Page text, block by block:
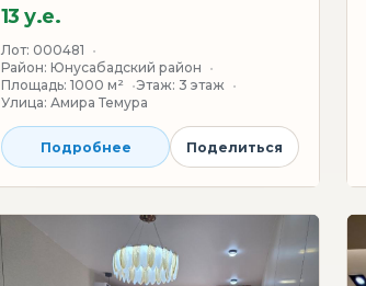
13 у.е.
Лот: 000481
Район: Юнусабадский район
Площадь: 1000 м² Этаж: 3 этаж
Улица: Амира Темура
Подробнее Поделиться